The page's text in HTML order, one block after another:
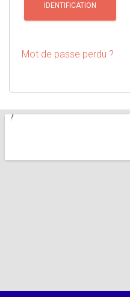
IDENTIFICATION
Mot de passe perdu ?